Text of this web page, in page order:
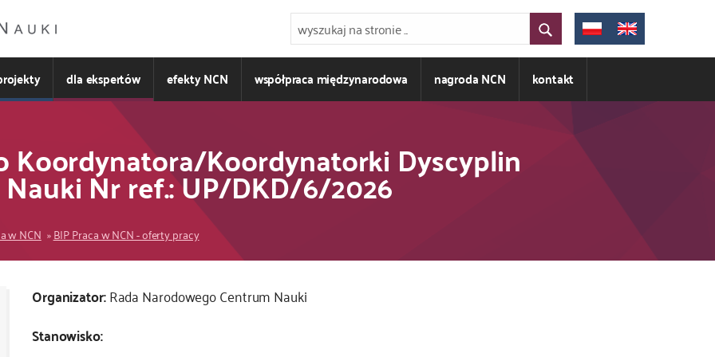
dla ekspertów efekty NCN współpraca międzynarodowa nagroda NCN kontakt
Koordynatora/Koordynatorki Dyscyplin
Nr ref.: UP/DKD/6/2026
w NCN BIP Praca w NCN - oferty pracy
Kod
i
Organizator:Rada Narodowego Centrum Nauki
Stanowisko: